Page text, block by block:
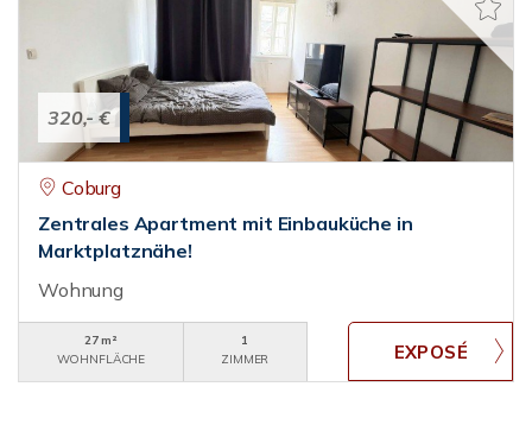
320,- €
Coburg
Zentrales Apartment mit Einbauküche in
Marktplatznähe!
Wohnung
27 m²
WOHNFLÄCHE
1
ZIMMER